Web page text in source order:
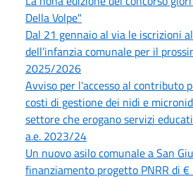
Della Volpe"
Dal 21 gennaio al via le iscrizioni
dell’infanzia comunale per il
2025/2026
Avviso per l'accesso al contributo
costi di gestione dei nidi e
settore che erogano servizi
a.e. 2023/24
Un nuovo asilo comunale a San
finanziamento progetto PNRR di